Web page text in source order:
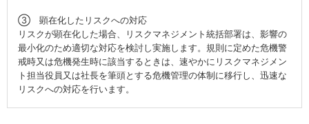
③ 顕在化したリスクへの対応
リスクが顕在化した場合、リスクマネジメント統括部署は、影響の
最小化のため適切な対応を検討し実施します。規則に定めた危機警
戒時又は危機発生時に該当するときは、速やかにリスクマネジメン
ト担当役員又は社長を筆頭とする危機管理の体制に移行し、迅速な
リスクへの対応を行います。